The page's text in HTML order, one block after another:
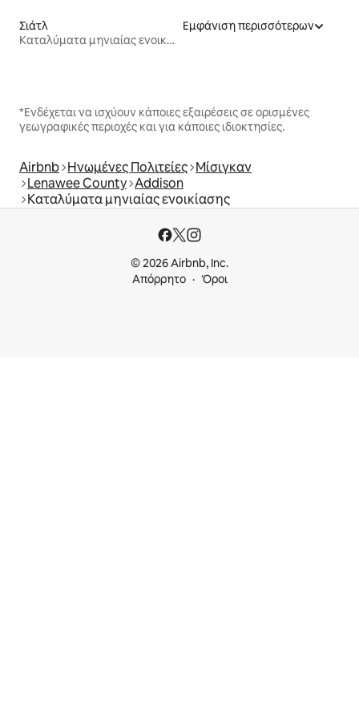
Σιάτλ
Καταλύματα μηνιαίας ενοικίασης
Εμφάνιση περισσότερων
*Ενδέχεται να ισχύουν κάποιες εξαιρέσεις σε ορισμένες
γεωγραφικές περιοχές και για κάποιες ιδιοκτησίες.
Airbnb Ηνωμένες Πολιτείες Μίσιγκαν
Lenawee County Addison
Καταλύματα μηνιαίας ενοικίασης
© 2026 Airbnb, Inc.
Απόρρητο
Όροι